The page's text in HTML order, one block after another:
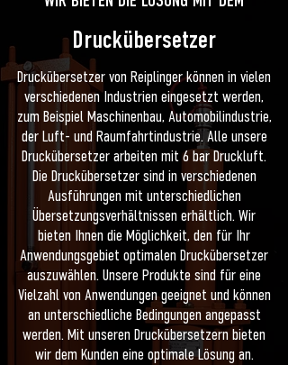
Druckübersetzer
Druckübersetzer von Reiplinger können in vielen
verschiedenen Industrien eingesetzt werden,
zum Beispiel Maschinenbau, Automobilindustrie,
der Luft- und Raumfahrtindustrie. Alle unsere
Druckübersetzer arbeiten mit 6 bar Druckluft.
Die Druckübersetzer sind in verschiedenen
Ausführungen mit unterschiedlichen
Übersetzungsverhältnissen erhältlich. Wir
bieten Ihnen die Möglichkeit, den für Ihr
Anwendungsgebiet optimalen Druckübersetzer
auszuwählen. Unsere Produkte sind für eine
Vielzahl von Anwendungen geeignet und können
an unterschiedliche Bedingungen angepasst
werden. Mit unseren Druckübersetzern bieten
wir dem Kunden eine optimale Lösung an.